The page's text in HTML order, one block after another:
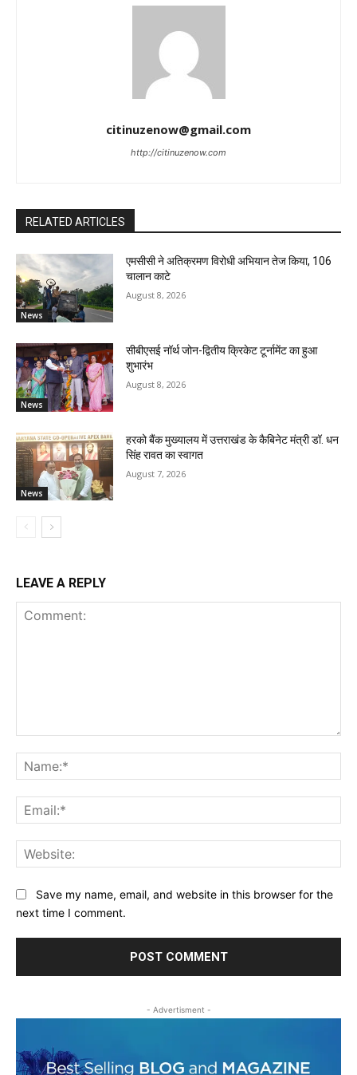
citinuzenow@gmail.com
http://citinuzenow.com
RELATED ARTICLES
News
एमसीसी ने अतिक्रमण विरोधी अभियान तेज किया, 106
चालान काटे
August 8, 2026
News
सीबीएसई नॉर्थ जोन-द्वितीय क्रिकेट टूर्नामेंट का हुआ
शुभारंभ
August 8, 2026
News
हरको बैंक मुख्यालय में उत्तराखंड के कैबिनेट मंत्री डॉ. धन
सिंह रावत का स्वागत
August 7, 2026
LEAVE A REPLY
Save my name, email, and website in this browser for the
next time I comment.
- Advertisment -